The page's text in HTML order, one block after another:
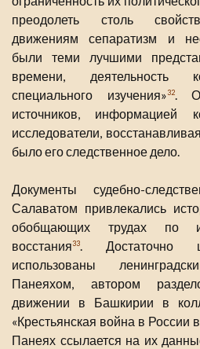
преодолеть столь
движениям сепаратизм и
были теми лучшими
времени, деятельность
специального изучения»32.
источников, информацией
исследователи,
было его следственное дело.
Документы судебно-
Салаватом привлекались
обобщающих трудах по
восстания33. Достаточно
использованы
Панеяхом, автором
движении в Башкирии в
«Крестьянская война в России
Панеях ссылается на их